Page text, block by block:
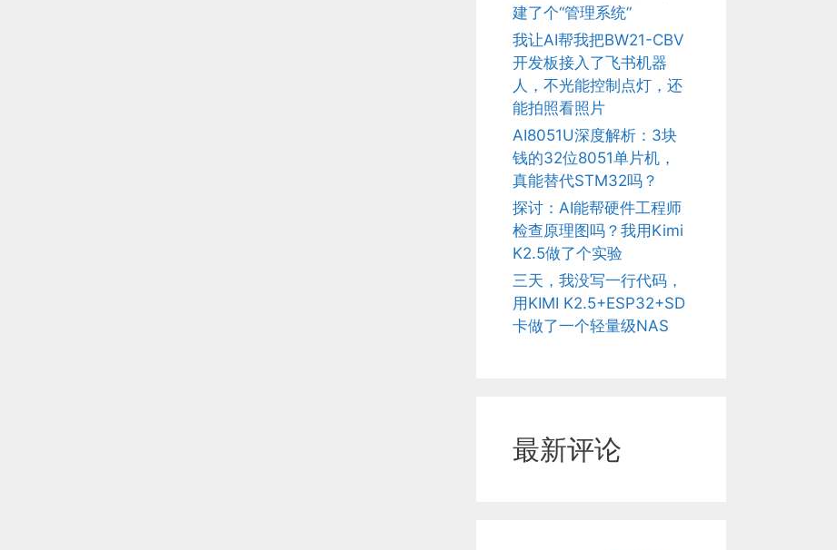
建了个“管理系统”
我让AI帮我把BW21-CBV
开发板接入了飞书机器
人，不光能控制点灯，还
能拍照看照片
AI8051U深度解析：3块
钱的32位8051单片机，
真能替代STM32吗？
探讨：AI能帮硬件工程师
检查原理图吗？我用Kimi
K2.5做了个实验
三天，我没写一行代码，
用KIMI K2.5+ESP32+SD
卡做了一个轻量级NAS
最新评论